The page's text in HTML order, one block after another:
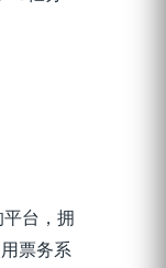
台，拥
票务系